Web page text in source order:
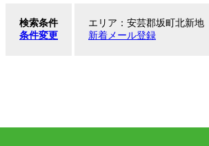
検索条件
条件変更
エリア：安芸郡坂町北新地
新着メール登録